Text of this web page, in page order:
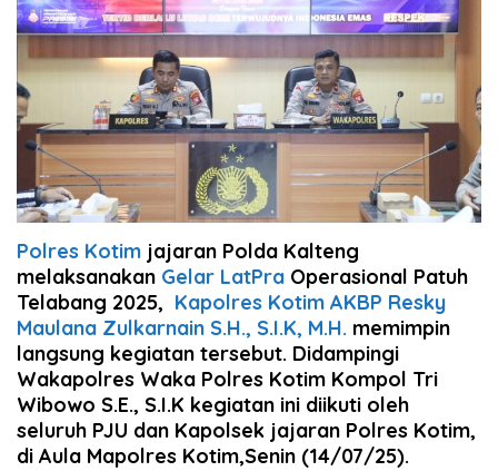
Polres Kotim jajaran Polda Kalteng
melaksanakan Gelar LatPra Operasional Patuh
Telabang 2025, Kapolres Kotim AKBP Resky
Maulana Zulkarnain S.H., S.I.K, M.H. memimpin
langsung kegiatan tersebut. Didampingi
Wakapolres Waka Polres Kotim Kompol Tri
Wibowo S.E., S.I.K kegiatan ini diikuti oleh
seluruh PJU dan Kapolsek jajaran Polres Kotim,
di Aula Mapolres Kotim,Senin (14/07/25).